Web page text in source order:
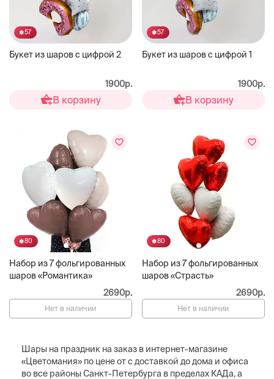
57
Букет из шаров с цифрой 2
1900р.
В корзину
57
Букет из шаров с цифрой 1
1900р.
В корзину
80
Набор из 7 фольгированных
шаров «Романтика»
2690р.
Нет в наличии
80
Набор из 7 фольгированных
шаров «Страсть»
2690р.
Нет в наличии
Шары на праздник на заказ в интернет-магазине
«Цветомания» по цене от с доставкой до дома и офиса
во все районы Санкт-Петербурга в пределах КАДа, а